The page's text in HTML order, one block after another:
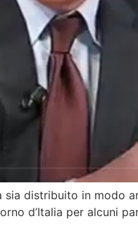
distribuito in modo
d’Italia per alcuni